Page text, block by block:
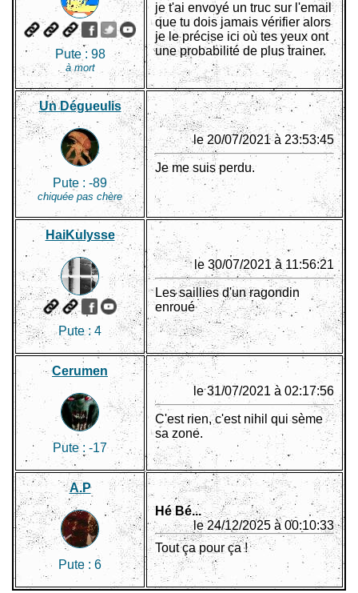
Pute : 98
à mort
je t'ai envoyé un truc sur l'email
que tu dois jamais vérifier alors
je le précise ici où tes yeux ont
une probabilité de plus trainer.
Un Dégueulis
Pute : -89
chiquée pas chère
le 20/07/2021 à 23:53:45
Je me suis perdu.
HaiKulysse
Pute : 4
le 30/07/2021 à 11:56:21
Les saillies d'un ragondin
enroué
Cerumen
Pute : -17
le 31/07/2021 à 02:17:56
C'est rien, c'est nihil qui sème
sa zone.
A.P
Pute : 6
Hé Bé...
le 24/12/2025 à 00:10:33
Tout ça pour ça !